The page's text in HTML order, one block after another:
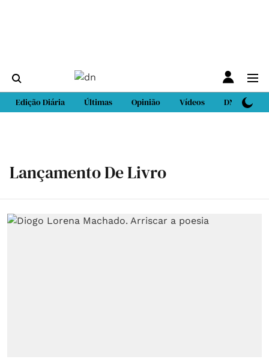
Edição Diária Últimas Opinião Vídeos DN Sport
Lançamento De Livro